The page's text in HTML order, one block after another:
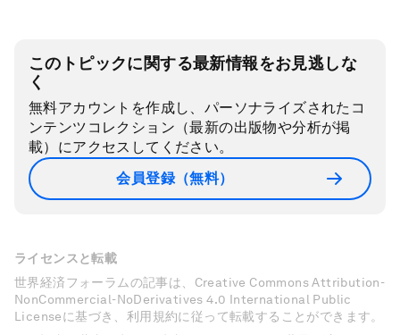
このトピックに関する最新情報をお見逃しな
く
無料アカウントを作成し、パーソナライズされたコ
ンテンツコレクション（最新の出版物や分析が掲
載）にアクセスしてください。
会員登録（無料）
ライセンスと転載
世界経済フォーラムの記事は、Creative Commons Attribution-
NonCommercial-NoDerivatives 4.0 International Public
Licenseに基づき、利用規約に従って転載することができます。